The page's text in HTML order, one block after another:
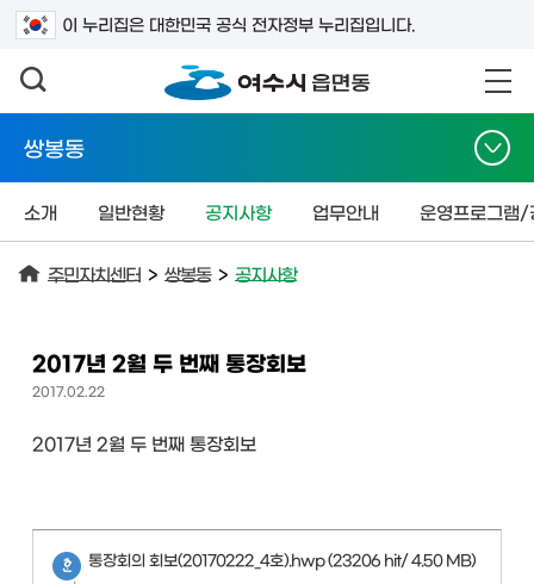
이 누리집은 대한민국 공식 전자정부 누리집입니다.
검색어를 입력하세요
쌍봉동
소개 일반현황 공지사항 업무안내 운영프로그램/
주민자치센터 > 쌍봉동 > 공지사항
2017년 2월 두 번째 통장회보
2017.02.22
2017년 2월 두 번째 통장회보
통장회의 회보(20170222_4호).hwp (23206 hit/ 4.50 MB)